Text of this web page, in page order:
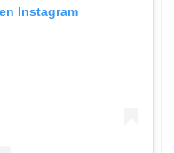
Instagram